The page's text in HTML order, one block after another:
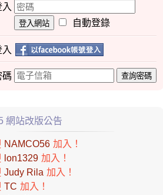
登入網站 自動登錄
碼 查詢密碼
網站改版公告
NAMCO56 加入！
lon1329 加入！
Judy Rila 加入！
TC 加入！